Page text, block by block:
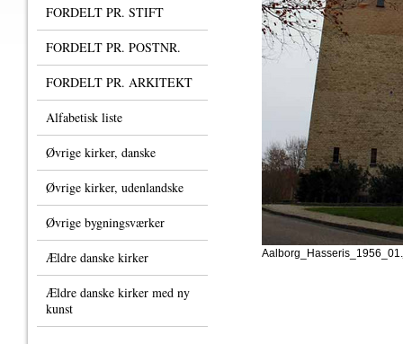
FORDELT PR. STIFT
FORDELT PR. POSTNR.
FORDELT PR. ARKITEKT
Alfabetisk liste
Øvrige kirker, danske
Øvrige kirker, udenlandske
Øvrige bygningsværker
Ældre danske kirker
Ældre danske kirker med ny
kunst